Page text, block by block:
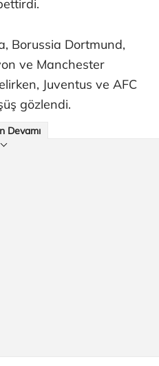
Borussia Dortmund,
ve Manchester
Juventus ve AFC
gözlendi.
Devamı